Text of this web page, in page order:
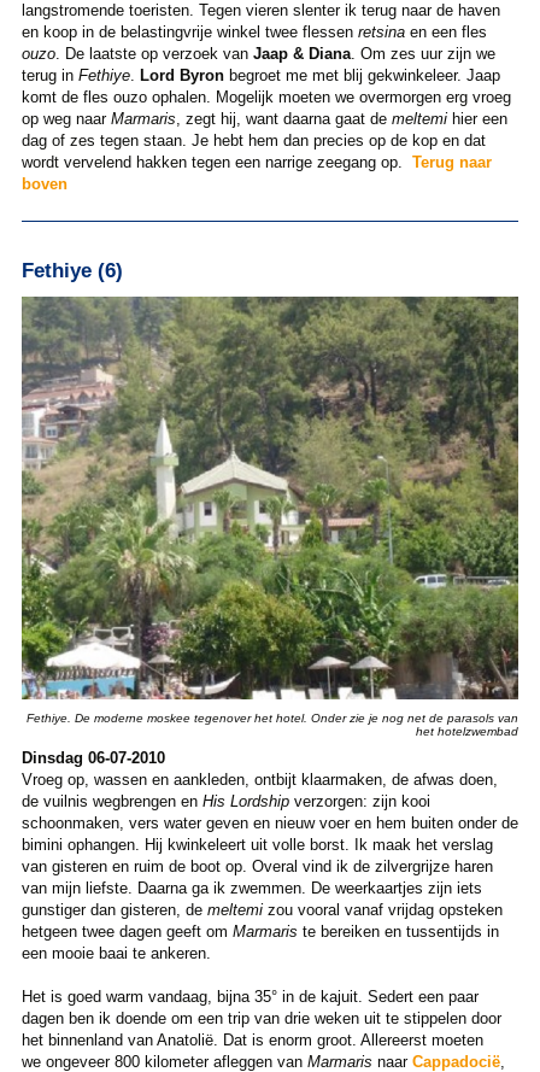
langstromende toeristen. Tegen vieren slenter ik terug naar de haven
en koop in de belastingvrije winkel twee flessen retsinaen een fles
ouzo. De laatste op verzoek van Jaap & Diana. Om zes uur zijn we
terug in Fethiye. Lord Byron begroet me met blij gekwinkeleer. Jaap
komt de fles ouzo ophalen. Mogelijk moeten we overmorgen erg vroeg
op weg naar Marmaris, zegt hij, want daarna gaat de meltemihier een
dag of zes tegen staan. Je hebt hem dan precies op de kop en dat
wordt vervelend hakken tegen een narrige zeegang op. Terug naar
boven
Fethiye (6)
Fethiye. De moderne moskee tegenover het hotel. Onder zie je nog net de parasols van
het hotelzwembad
Dinsdag 06-07-2010
Vroeg op, wassen en aankleden, ontbijt klaarmaken, de afwas doen,
de vuilnis wegbrengen en His Lordshipverzorgen: zijn kooi
schoonmaken, vers water geven en nieuw voer en hem buiten onder de
bimini ophangen. Hij kwinkeleert uit volle borst. Ik maak het verslag
van gisteren en ruim de boot op. Overal vind ik de zilvergrijze haren
van mijn liefste. Daarna ga ik zwemmen. De weerkaartjes zijn iets
gunstiger dan gisteren, de meltemizou vooral vanaf vrijdag opsteken
hetgeen twee dagen geeft om Marmaris te bereiken en tussentijds in
een mooie baai te ankeren.
Het is goed warm vandaag, bijna 35° in de kajuit. Sedert een paar
dagen ben ik doende om een trip van drie weken uit te stippelen door
het binnenland van Anatolië. Dat is enorm groot. Allereerst moeten
we ongeveer 800 kilometer afleggen van Marmaris naar Cappadocië,